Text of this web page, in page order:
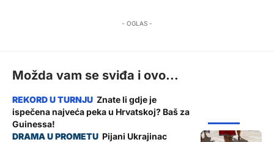
- OGLAS -
Možda vam se sviđa i ovo...
Znate li gdje je
ispečena najveća peka u Hrvatskoj? Baš za
Guinessa!
Pijani Ukrajinac